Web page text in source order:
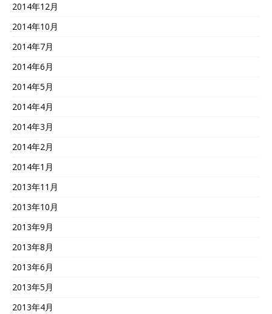
2014年12月
2014年10月
2014年7月
2014年6月
2014年5月
2014年4月
2014年3月
2014年2月
2014年1月
2013年11月
2013年10月
2013年9月
2013年8月
2013年6月
2013年5月
2013年4月